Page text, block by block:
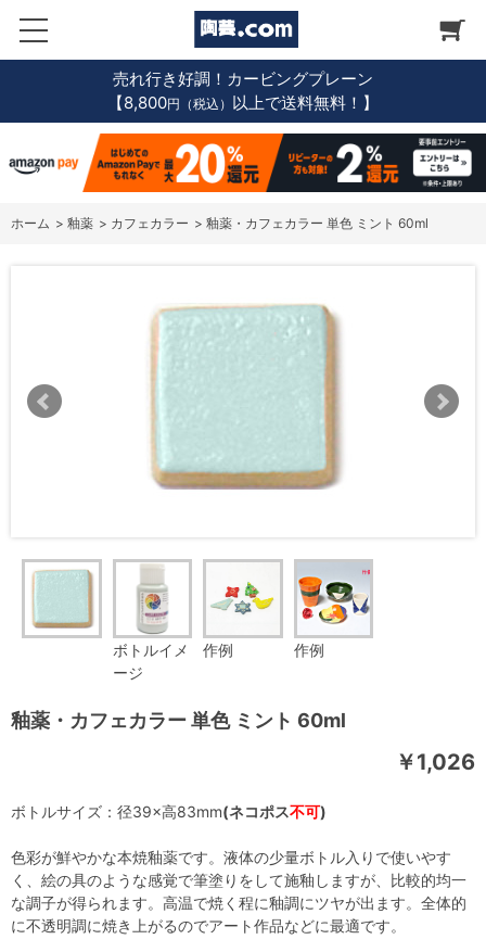
売れ行き好調！カービングプレーン
【8,800円（税込） 以上で送料無料！】
ホーム > 釉薬 > カフェカラー > 釉薬・カフェカラー 単色 ミント 60ml
ボトルイメ
ージ
作例 作例
釉薬・カフェカラー 単色 ミント 60ml
￥1,026
ボトルサイズ：径39×高83mm(ネコポス不可)
色彩が鮮やかな本焼釉薬です。液体の少量ボトル入りで使いやす
く、絵の具のような感覚で筆塗りをして施釉しますが、比較的均一
な調子が得られます。高温で焼く程に釉調にツヤが出ます。全体的
に不透明調に焼き上がるのでアート作品などに最適です。